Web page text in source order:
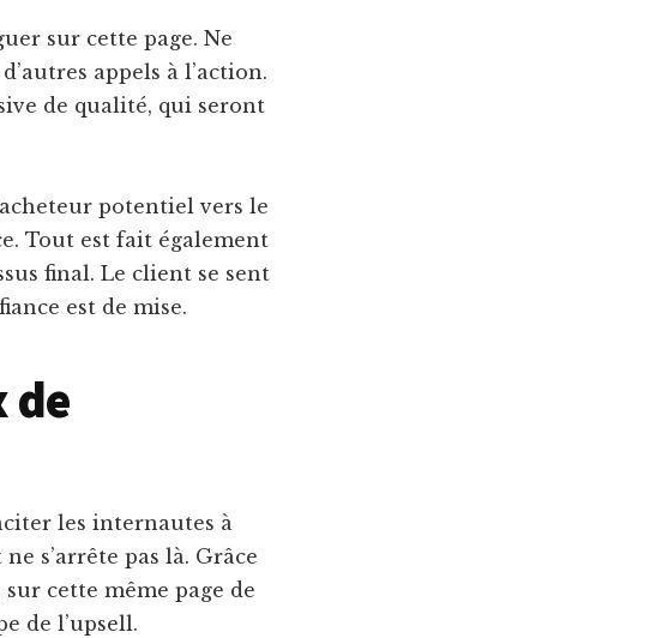
sur cette page. Ne
appels à l’action.
de qualité, qui seront
potentiel vers le
Tout est fait également
final. Le client se sent
est de mise.
de
les internautes à
s’arrête pas là. Grâce
cette même page de
de l’upsell.